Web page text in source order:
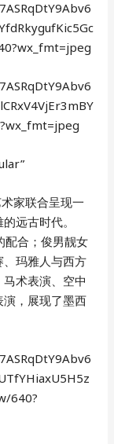
家联合呈现一
远古时代。
合；俊男靓女
玛雅人与西方
术表演、空中
，展现了墨西